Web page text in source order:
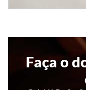
Faça o